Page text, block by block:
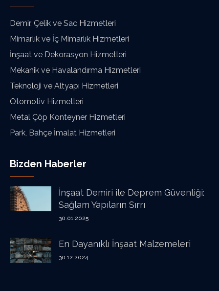
Demir, Çelik ve Sac Hizmetleri
Mimarlık ve İç Mimarlık Hizmetleri
İnşaat ve Dekorasyon Hizmetleri
Mekanik ve Havalandırma Hizmetleri
Teknoloji ve Altyapı Hizmetleri
Otomotiv Hizmetleri
Metal Çöp Konteyner Hizmetleri
Park, Bahçe İmalat Hizmetleri
Bizden Haberler
İnşaat Demiri ile Deprem Güvenliği:
Sağlam Yapıların Sırrı
30.01.2025
En Dayanıklı İnşaat Malzemeleri
30.12.2024